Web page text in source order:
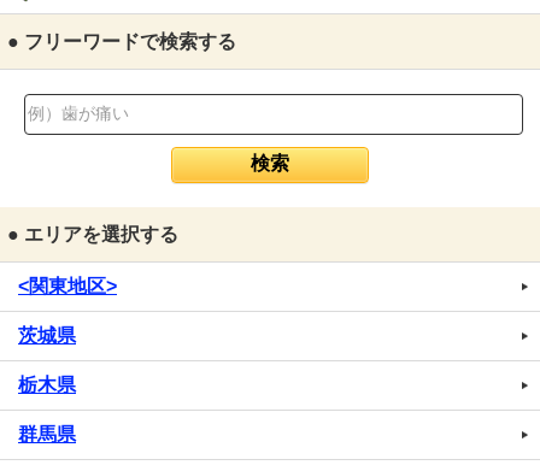
● フリーワードで検索する
● エリアを選択する
<関東地区>
茨城県
栃木県
群馬県